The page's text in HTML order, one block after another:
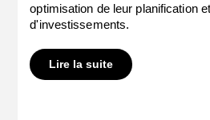
optimisation de leur planification
d'investissements.
Lire la suite